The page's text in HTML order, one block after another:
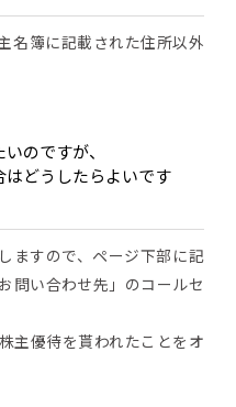
名簿に記載された住所以外
のですが、
どうしたらよいです
ますので、ページ下部に記
問い合わせ先」のコールセ
主優待を貰われたことをオ